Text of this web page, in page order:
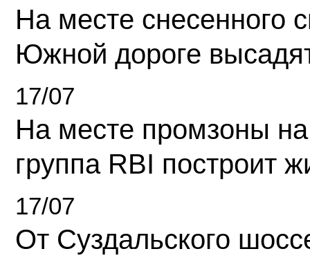
На месте снесенного
Южной дороге
17/07
На месте промзоны
группа RBI построит
17/07
От Суздальского